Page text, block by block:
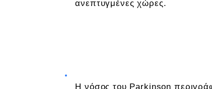
ανεπτυγμένες χώρες.
Η νόσος του Parkinson